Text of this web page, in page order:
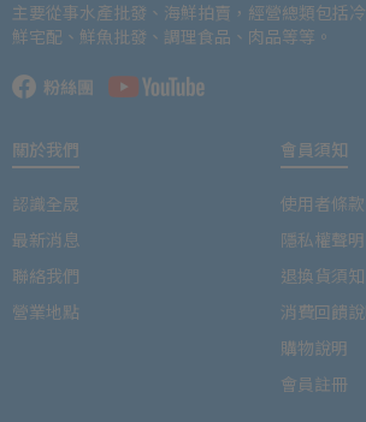
主要從事水產批發、海鮮拍賣，經營總類包括
鮮宅配、鮮魚批發、調理食品、肉品等等。
關於我們
認識全晟
最新消息
聯絡我們
營業地點
會員須知
使用者條款
隱私權聲明
退換貨須知
消費回饋
購物說明
會員註冊